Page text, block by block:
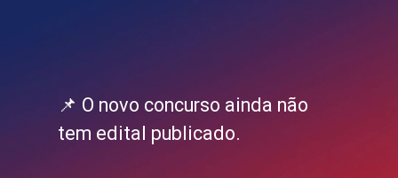
📌 O novo concurso ainda não
tem edital publicado.